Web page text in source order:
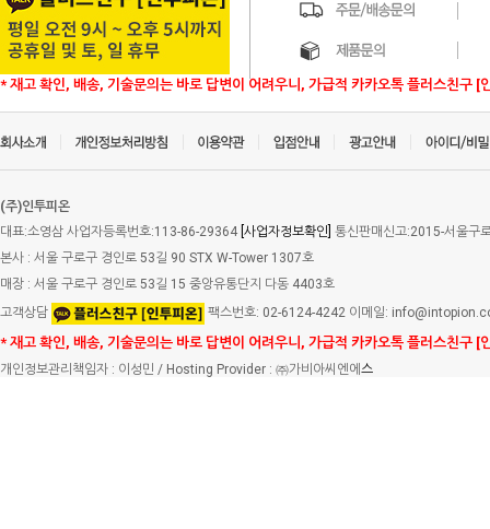
* 재고 확인, 배송, 기술문의는 바로 답변이 어려우니, 가급적 카카오톡 플러스친구 [
(주)인투피온
대표:소영삼 사업자등록번호:113-86-29364 [사업자정보확인] 통신판매신고:2015-서울구
본사 : 서울 구로구 경인로 53길 90 STX W-Tower 1307호
매장 : 서울 구로구 경인로 53길 15 중앙유통단지 다동 4403호
고객상담
팩스번호: 02-6124-4242 이메일:
* 재고 확인, 배송, 기술문의는 바로 답변이 어려우니, 가급적 카카오톡 플러스친구 [
개인정보관리책임자 : 이성민 / Hosting Provider : ㈜가비아씨엔에 스